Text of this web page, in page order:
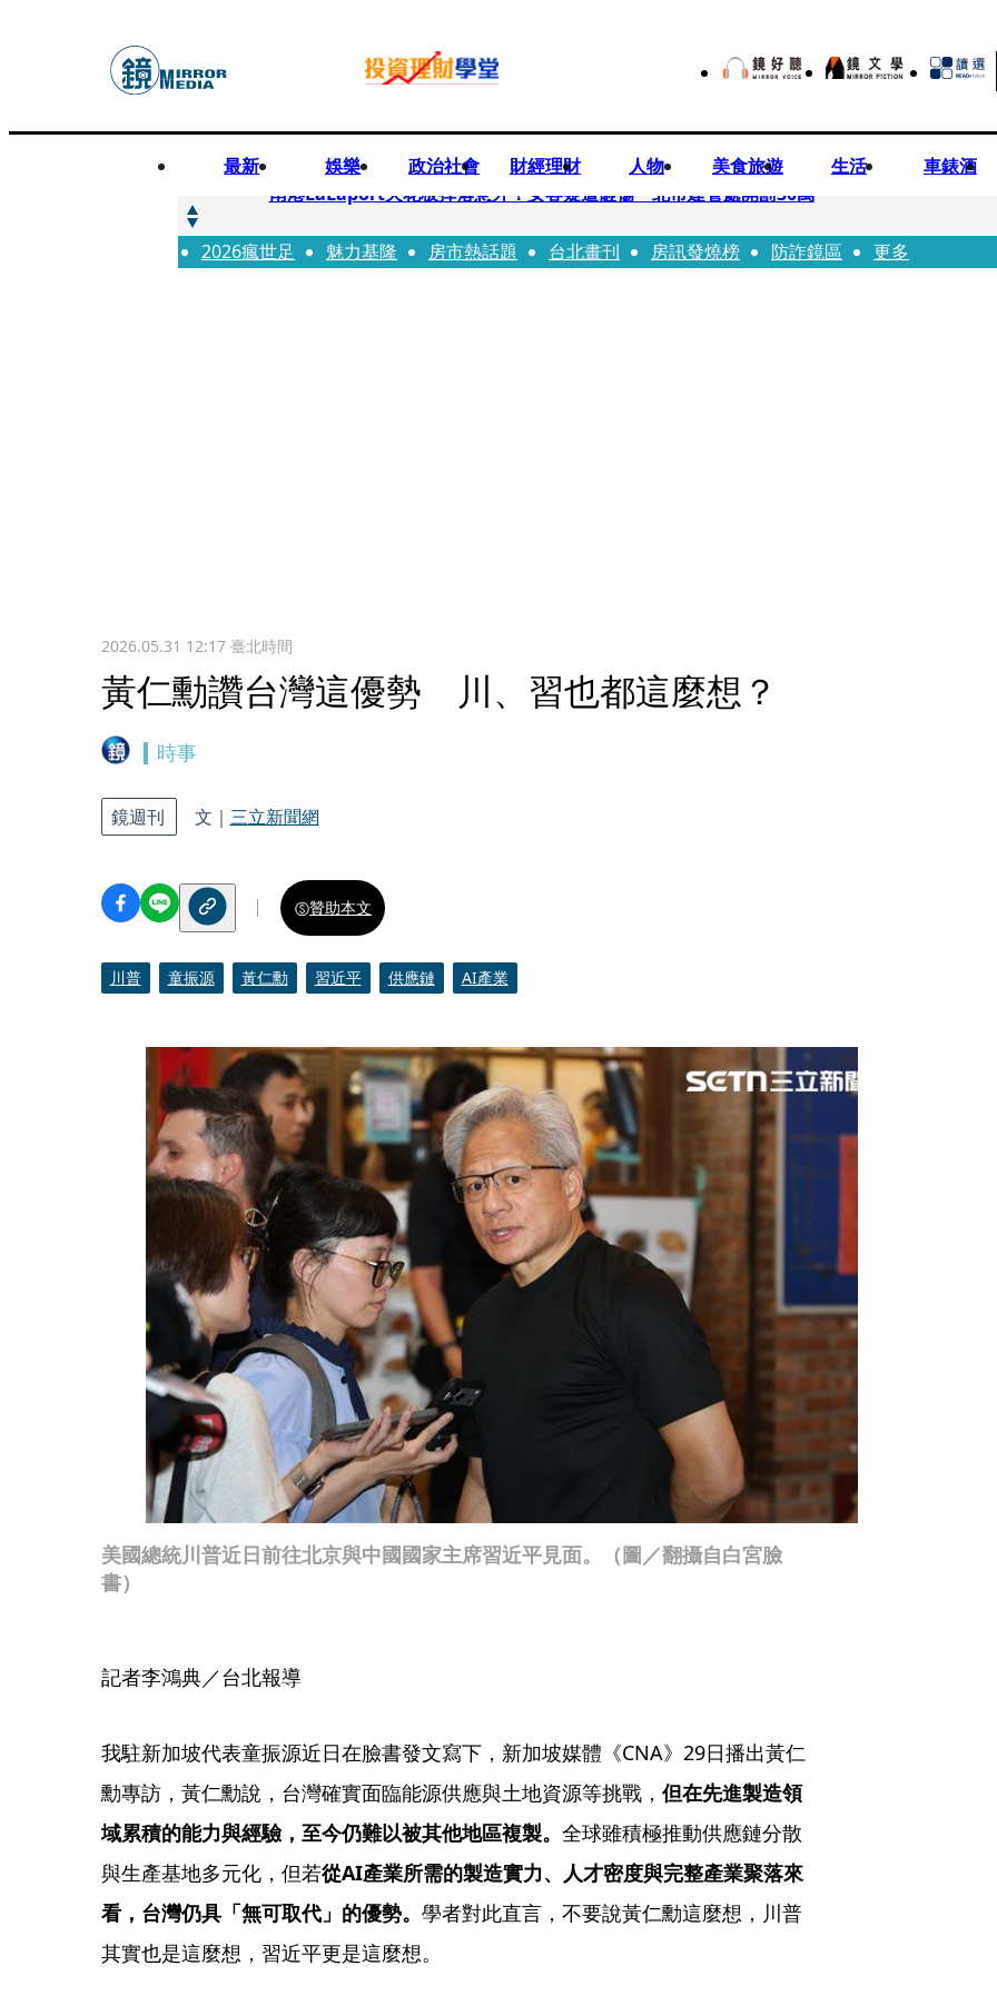
最新 娛樂 政治社會 財經理財 人物 美食旅遊 生活 車錶酒
快訊
南港LaLaport天花板掉落意外！女客疑遭砸傷 北市建管處開罰30萬
快訊
川普又出招！多晶矽產品課15%關稅12月生效 經濟部回應了
2026瘋世足 魅力基隆 房市熱話題 台北畫刊 房訊發燒榜 防詐鏡區 更多
2026.05.31 12:17臺北時間
黃仁勳讚台灣這優勢 川、習也都這麼想？
時事
美國總統川普近日前往北京與中國國家主席習近平見面。（圖／翻攝自白宮臉
書）
鏡週刊 文｜ 三立新聞網
贊助本文
川普 童振源 黃仁勳 習近平 供應鏈 AI產業
記者李鴻典／台北報導
我駐新加坡代表童振源近日在臉書發文寫下，新加坡媒體《CNA》29日播出黃仁
勳專訪，黃仁勳說，台灣確實面臨能源供應與土地資源等挑戰， 但在先進製造領
域累積的能力與經驗，至今仍難以被其他地區複製。 全球雖積極推動供應鏈分散
與生產基地多元化，但若從AI產業所需的製造實力、人才密度與完整產業聚落來
看，台灣仍具「無可取代」​​的優勢。 學者對此直言，不要說黃仁勳這麼想，川普
其實也是這麼想，習近平更是這麼想。